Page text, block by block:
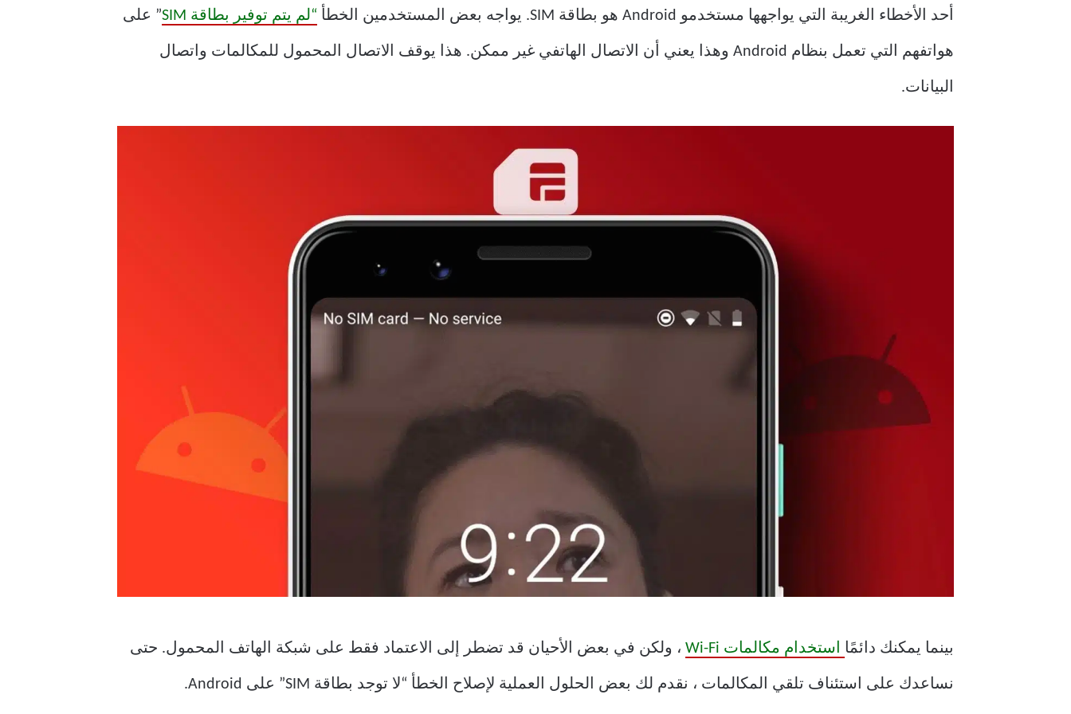
أحد الأخطاء الغريبة التي يواجهها مستخدمو Android هو بطاقة SIM. يواجه بعض المستخدمين الخطأ “لم يتم توفير بطاقة SIM ” على
هواتفهم التي تعمل بنظام Android وهذا يعني أن الاتصال الهاتفي غير ممكن. هذا يوقف الاتصال المحمول للمكالمات واتصال
البيانات.
بينما يمكنك دائمًا استخدام مكالمات Wi-Fi ، ولكن في بعض الأحيان قد تضطر إلى الاعتماد فقط على شبكة الهاتف المحمول. حتى
نساعدك على استئناف تلقي المكالمات ، نقدم لك بعض الحلول العملية لإصلاح الخطأ “لا توجد بطاقة SIM” على Android.